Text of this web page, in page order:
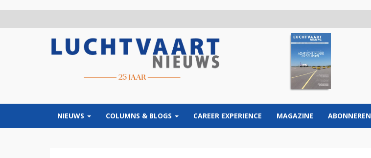
NIEUWS COLUMNS & BLOGS CAREER EXPERIENCE MAGAZINE ABONNEREN